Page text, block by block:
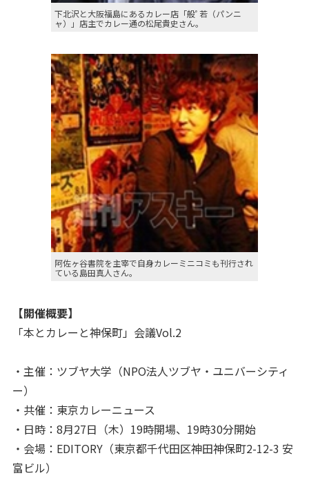
下北沢と大阪福島にあるカレー店「般ﾟ若（パンニ
ャ）」店主でカレー通の松尾貴史さん。
阿佐ヶ谷書院を主宰で自身カレーミニコミも刊行され
ている島田真人さん。
【開催概要】
「本とカレーと神保町」会議Vol.2
・主催：ツブヤ大学（NPO法人ツブヤ・ユニバーシティ
ー）
・共催：東京カレーニュース
・日時：8月27日（木）19時開場、19時30分開始
・会場：EDITORY（東京都千代田区神田神保町2-12-3 安
富ビル）